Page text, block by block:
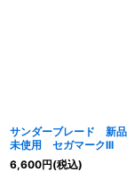
サンダーブレード 新品
未使用 セガマークIII
6,600円(税込)